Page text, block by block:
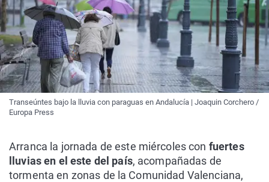
Transeúntes bajo la lluvia con paraguas en Andalucía | Joaquin Corchero /
Europa Press
Arranca la jornada de este miércoles con fuertes
lluvias en el este del país, acompañadas de
tormenta en zonas de la Comunidad Valenciana,